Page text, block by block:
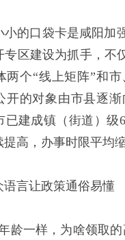
口袋卡是咸阳加强
专区建设为抓手，不
两个“线上矩阵”和
开的对象由市县逐
已建成镇（街道）级
提高，办事时限平均
言让政策通俗易懂
一样，为啥领取的